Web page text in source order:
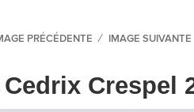
PRÉCÉDENTE IMAGE SUIVANTE
Crespel